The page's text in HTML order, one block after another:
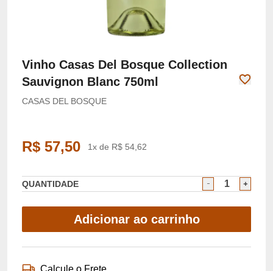
Vinho Casas Del Bosque Collection
Sauvignon Blanc 750ml
CASAS DEL BOSQUE
R$ 57,50 1x de R$ 54,62
QUANTIDADE
Adicionar ao carrinho